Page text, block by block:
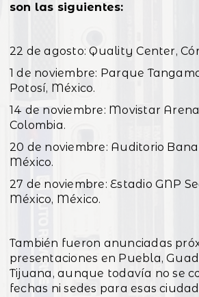
son las siguientes:
22 de agosto: Quality Center,
1 de noviembre: Parque
Potosí, México.
14 de noviembre: Movistar
Colombia.
20 de noviembre: Auditorio
México.
27 de noviembre: Estadio GNP
México, México.
También fueron anunciadas
presentaciones en Puebla,
Tijuana, aunque todavía no se
fechas ni sedes para esas